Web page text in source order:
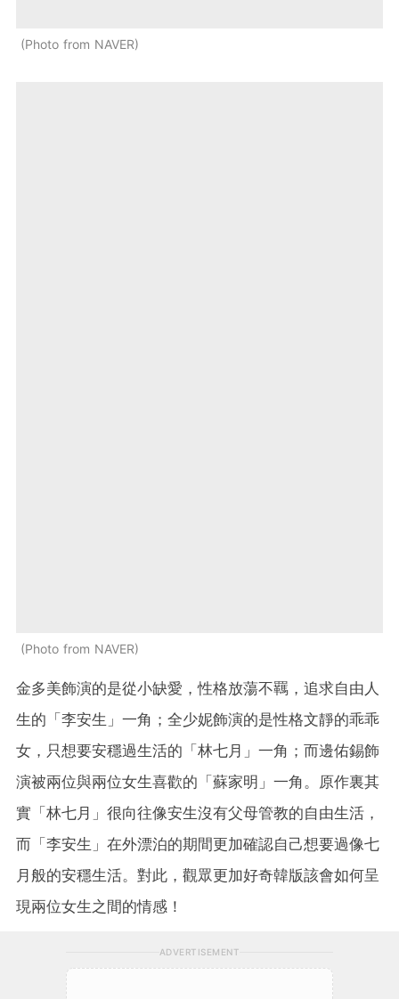
Photo from NAVER
Photo from NAVER
金多美飾演的是從小缺愛，性格放蕩不羈，追求自由人
生的「李安生」一角；全少妮飾演的是性格文靜的乖乖
女，只想要安穩過生活的「林七月」一角；而邊佑錫飾
演被兩位與兩位女生喜歡的「蘇家明」一角。原作裏其
實「林七月」很向往像安生沒有父母管教的自由生活，
而「李安生」在外漂泊的期間更加確認自己想要過像七
月般的安穩生活。對此，觀眾更加好奇韓版該會如何呈
現兩位女生之間的情感！
ADVERTISEMENT